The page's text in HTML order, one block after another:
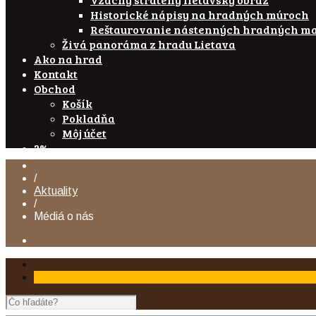
Historické nápisy na hradných múroch
Reštaurovanie nástenných hradných
Živá panoráma z hradu Lietava
Ako na hrad
Kontakt
Obchod
Košík
Pokladňa
Môj účet
2%
/
Aktuality
/
Médiá o nás